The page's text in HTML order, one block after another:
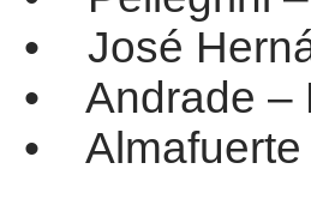
• José
• Andrade –
• Almafuerte